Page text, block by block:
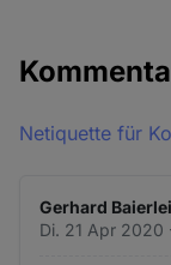
Netiquette für
Gerhard
Di. 21 Apr 2020